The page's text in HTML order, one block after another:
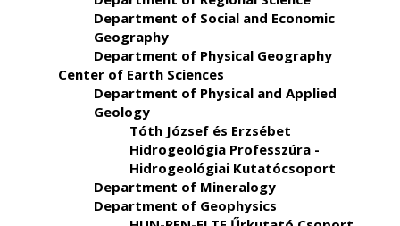
Department of Social and Economic
Geography
Department of Physical Geography
Center of Earth Sciences
Department of Physical and Applied
Geology
Tóth József és Erzsébet
Hidrogeológia Professzúra -
Hidrogeológiai Kutatócsoport
Department of Mineralogy
Department of Geophysics